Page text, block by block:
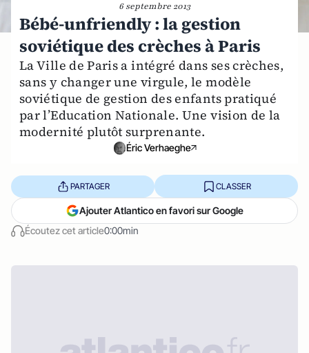
6 septembre 2013
Bébé-unfriendly : la gestion
soviétique des crèches à Paris
La Ville de Paris a intégré dans ses crèches,
sans y changer une virgule, le modèle
soviétique de gestion des enfants pratiqué
par l’Education Nationale. Une vision de la
modernité plutôt surprenante.
Éric Verhaeghe
Écoutez cet article0:00min
PARTAGER CLASSER
Ajouter Atlantico en favori sur Google